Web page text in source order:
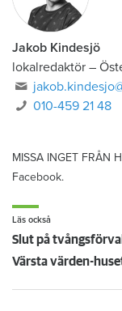
Jakob Kindesjö
lokalredaktör –
010-459 21 48
MISSA INGET FRÅN
Facebook.
Läs också